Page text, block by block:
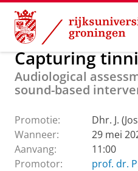
Skip
Content
Skip
Navigation
Over ons Faculteit
Capturing
Audiological
sound-based
Promotie:
Dhr. J.
Wanneer:
29 mei
Aanvang:
11:00
Promotor:
prof. dr.